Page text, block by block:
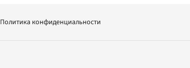
Политика конфиденциальности